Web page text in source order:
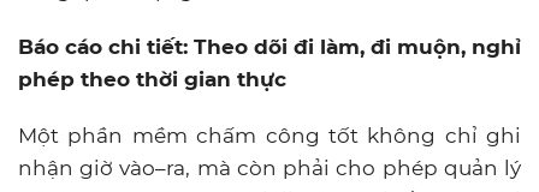
Báo cáo chi tiết: Theo dõi đi làm, đi muộn, nghỉ
phép theo thời gian thực
Một phần mềm chấm công tốt không chỉ ghi
nhận giờ vào–ra, mà còn phải cho phép quản lý